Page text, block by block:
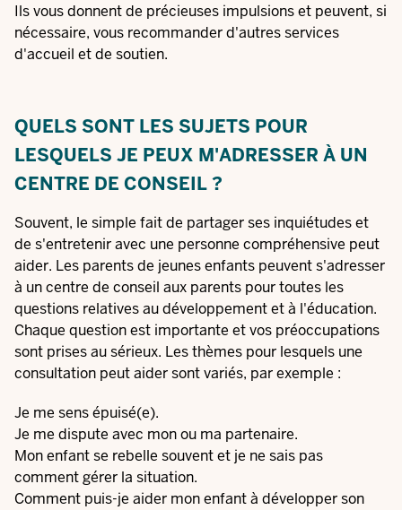
Ils vous donnent de précieuses impulsions et peuvent, si
nécessaire, vous recommander d'autres services
d'accueil et de soutien.
QUELS SONT LES SUJETS POUR
LESQUELS JE PEUX M'ADRESSER À UN
CENTRE DE CONSEIL ?
Souvent, le simple fait de partager ses inquiétudes et
de s'entretenir avec une personne compréhensive peut
aider. Les parents de jeunes enfants peuvent s'adresser
à un centre de conseil aux parents pour toutes les
questions relatives au développement et à l'éducation.
Chaque question est importante et vos préoccupations
sont prises au sérieux. Les thèmes pour lesquels une
consultation peut aider sont variés, par exemple :
Je me sens épuisé(e).
Je me dispute avec mon ou ma partenaire.
Mon enfant se rebelle souvent et je ne sais pas
comment gérer la situation.
Comment puis-je aider mon enfant à développer son